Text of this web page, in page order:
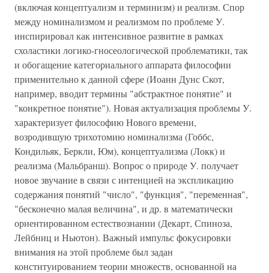
(включая концептуализм и терминизм) и реализм. Спор
между номинализмом и реализмом по проблеме У.
инспирировал как интенсивное развитие в рамках
схоластики логико-гносеологической проблематики, так
и обогащение категориального аппарата философии
применительно к данной сфере (Иоанн Дунс Скот,
например, вводит термины "абстрактное понятие" и
"конкретное понятие"). Новая актуализация проблемы У.
характеризует философию Нового времени,
возродившую трихотомию номинализма (Гоббс,
Кондильяк, Беркли, Юм), концептуализма (Локк) и
реализма (Мальбранш). Вопрос о природе У. получает
новое звучание в связи с интенцией на экспликацию
содержания понятий "число", "функция", "переменная",
"бесконечно малая величина", и др. в математически
ориентированном естествознании (Декарт, Спиноза,
Лейбниц и Ньютон). Важный импульс фокусировки
внимания на этой проблеме был задан
конституированием теории множеств, основанной на